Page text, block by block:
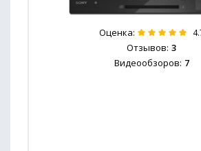
Оценка:
Отзывов: 3
Видеообзоров: 7